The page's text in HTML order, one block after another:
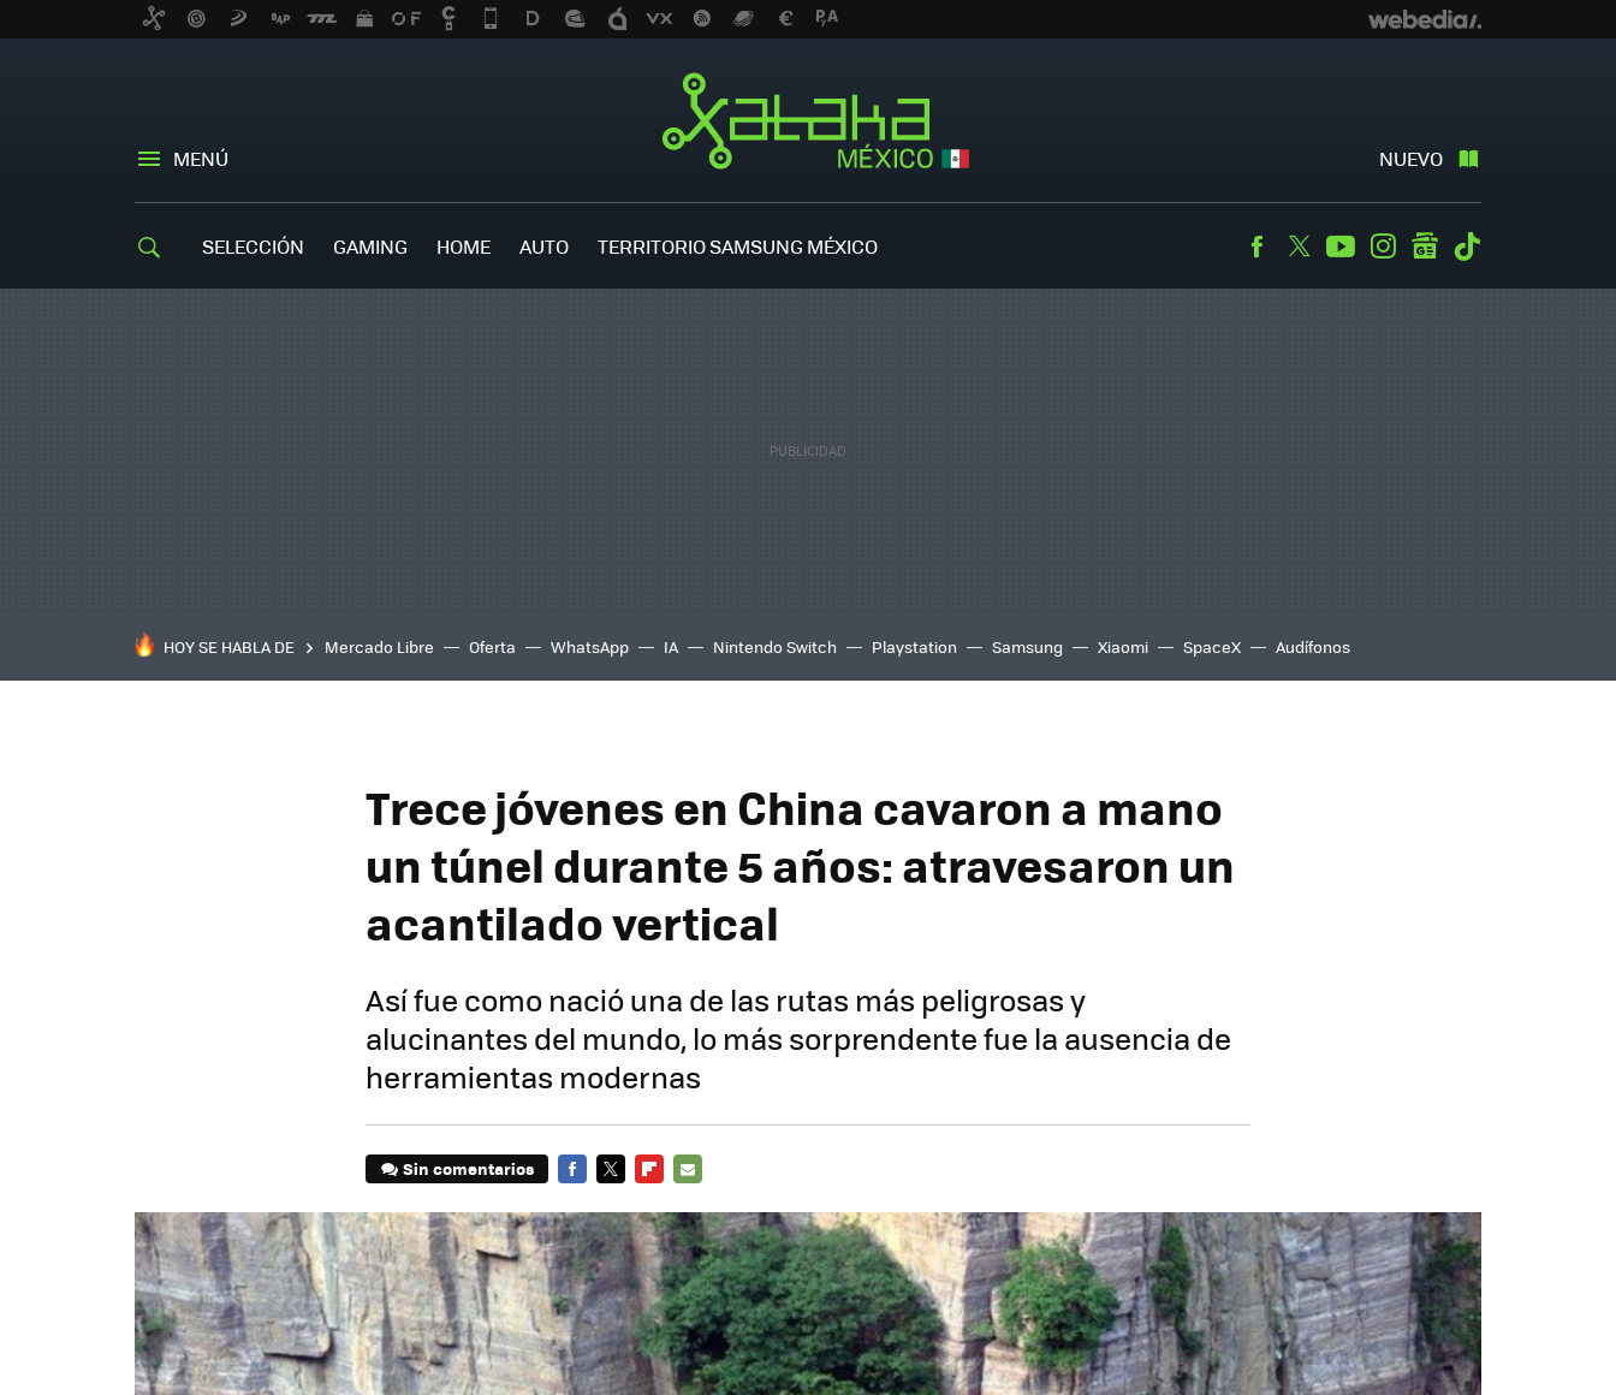
MENÚ NUEVO
SELECCIÓN GAMING HOME AUTO TERRITORIO SAMSUNG MÉXICO Facebook
TwitterYoutubeInstagramgooglenews
HOY SE HABLA DE Mercado Libre Oferta WhatsApp IA Nintendo Switch Playstation Samsung Xiaomi SpaceX Audífonos
Trece jóvenes en China cavaron a mano
un túnel durante 5 años: atravesaron un
acantilado vertical
Así fue como nació una de las rutas más peligrosas y
alucinantes del mundo, lo más sorprendente fue la ausencia de
herramientas modernas
Sin comentarios
MAIL